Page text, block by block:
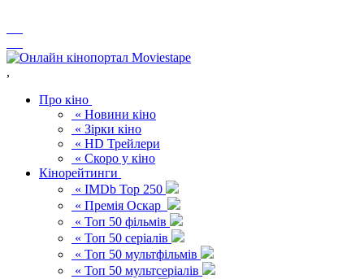
,
Про кіно
« Новини кіно
« Зірки кіно
« HD Трейлери
« Скоро у кіно
Кінорейтинги
« IMDb Top 250
« Премія Оскар
« Топ 50 фільмів
« Топ 50 серіалів
« Топ 50 мультфільмів
« Топ 50 мультсеріалів